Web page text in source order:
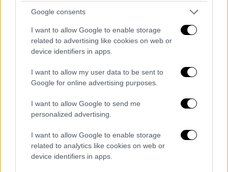
Google consents
I want to allow Google to enable storage
related to advertising like cookies on web or
device identifiers in apps.
I want to allow my user data to be sent to
Google for online advertising purposes.
I want to allow Google to send me
personalized advertising.
I want to allow Google to enable storage
related to analytics like cookies on web or
device identifiers in apps.
ελάχιστοι, αναλαμβάνει τη θέση του
Τεχνικού Διευθυντή. Ο Βιεϊρίνια
παρακολουθεί μαθήματα προπονητικής για
την απόκτηση του UEFA A, έχει παραστάσεις
υψηλού επιπέδου και θα έχει ενεργό ρόλο
στη διαμόρφωση και υλοποίηση της
αγωνιστικής στρατηγικής, αλλά και στην
καθημερινή εποπτεία του ποδοσφαιρικού
τμήματος.
Η ανακοίνωση της ΠΑΕ ΠΑΟΚ
«Η ΠΑΕ ΠΑΟΚ προχωρά στo επόμενο